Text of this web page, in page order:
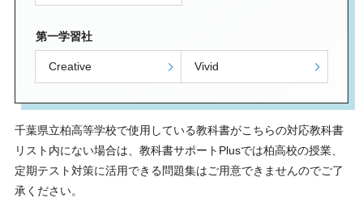
第一学習社
Creative Vivid
千葉県立柏高等学校で使用している教科書がこちらの対応教科書
リスト内にない場合は、教科書サポートPlusでは柏高校の授業、
定期テスト対策に活用できる問題集はご用意できませんのでご了
承ください。